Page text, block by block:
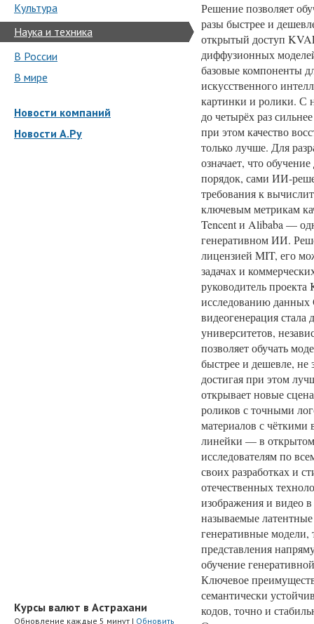
Культура
Наука и техника
В России
В мире
Новости компаний
Новости А.Ру
Курсы валют в Астрахани
Обновление каждые 5 минут | Обновить
Решение позволяет
разы быстрее и
открытый доступ
диффузионных
базовые компоненты
искусственного
картинки и ролики. С
до четырёх раз
при этом качество
только лучше. Для
означает, что
порядок, сами ИИ-
требования к
ключевым метрикам
Tencent и Alibaba —
генеративном ИИ.
лицензией MIT, его
задачах и
руководитель
исследованию данных
видеогенерация стала
университетов,
позволяет обучать
быстрее и дешевле, не
достигая при этом
открывает новые
роликов с точными
материалов с
линейки — в
исследователям по
своих разработках и
отечественных
изображения и видео
называемые
генеративные модели,
представления
обучение
Ключевое
семантически
кодов, точно и